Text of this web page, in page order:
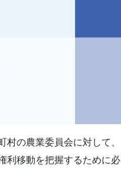
の農業委員会に対して、
利移動を把握するために必